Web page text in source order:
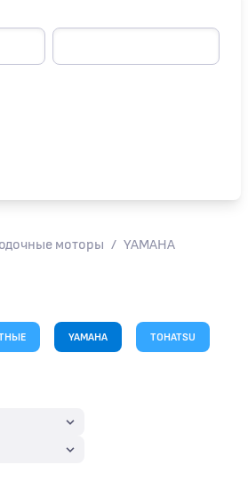
моторы / YAMAHA
YAMAHA TOHATSU